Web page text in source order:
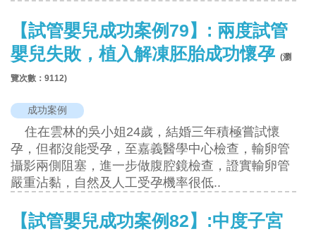
【試管嬰兒成功案例79】: 兩度試管
嬰兒失敗，植入解凍胚胎成功懷孕 (瀏
覽次數：9112)
成功案例
住在雲林的吳小姐24歲，結婚三年積極嘗試懷
孕，但都沒能受孕，至嘉義醫學中心檢查，輸卵管
攝影兩側阻塞，進一步做腹腔鏡檢查，證實輸卵管
嚴重沾黏，自然及人工受孕機率很低..
【試管嬰兒成功案例82】:中度子宮